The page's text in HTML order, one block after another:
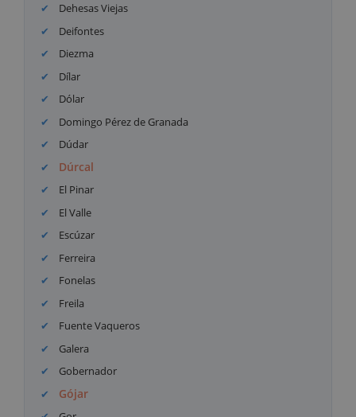
Dehesas Viejas
Deifontes
Diezma
Dílar
Dólar
Domingo Pérez de Granada
Dúdar
Dúrcal
El Pinar
El Valle
Escúzar
Ferreira
Fonelas
Freila
Fuente Vaqueros
Galera
Gobernador
Gójar